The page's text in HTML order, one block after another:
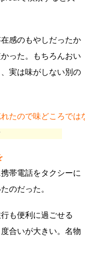
感のもやしだったか
った。もちろんおい
実は味がしない別の
たので味どころでは
帯電話をタクシーに
のだった。
も便利に過ごせる
合いが大きい。名物